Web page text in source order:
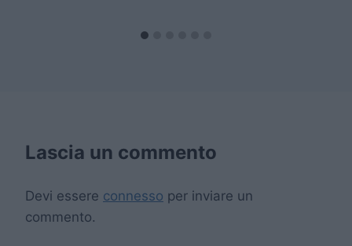
Lascia un commento
Devi essere connesso per inviare un
commento.